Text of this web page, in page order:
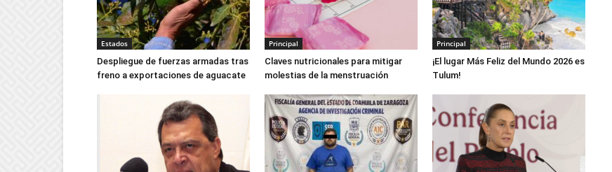
Estados
Despliegue de fuerzas armadas tras
freno a exportaciones de aguacate
Principal
Claves nutricionales para mitigar
molestias de la menstruación
Principal
¡El lugar Más Feliz del Mundo 2026 es
Tulum!